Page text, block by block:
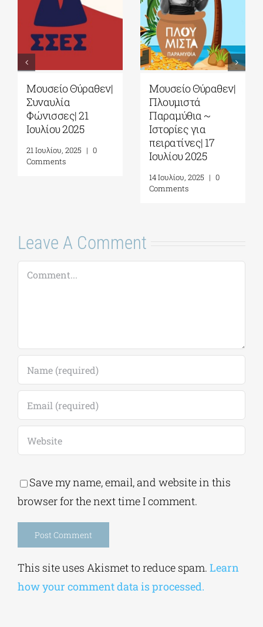
Μουσείο Θύραθεν|
Συναυλία
Φώνισσες| 21
Ιουλίου 2025
21 Ιουλίου, 2025
Comments
Μουσείο Θύραθεν|
Πλουμιστά
Παραμύθια ~
Ιστορίες για
πειρατίνες| 17
Ιουλίου 2025
14 Ιουλίου, 2025
Comments
Leave A Comment
Comment
Save my name, email, and website in this
browser for the next time I comment.
This site uses Akismet to reduce spam. Learn
how your comment data is processed.